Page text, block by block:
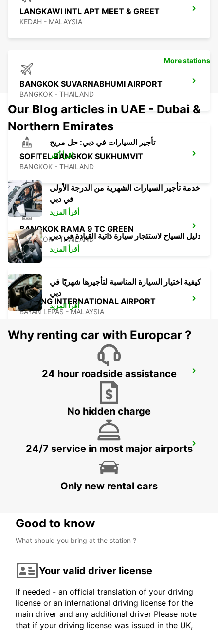
LANGKAWI INTL APT MEET & GREET
KEDAH - MALAYSIA
BANGKOK SUVARNABHUMI AIRPORT
BANGKOK - THAILAND
SOFITEL BANGKOK SUKHUMVIT
BANGKOK - THAILAND
BANGKOK RAMA 9 TC GREEN
BANGKOK - THAILAND
PENANG INTERNATIONAL AIRPORT
BAYAN LEPAS - MALAYSIA
BANGKOK DON MUEANG AIRPORT
NEW TECHO APT
More stations
Our Blog articles in UAE - Dubai &
Northern Emirates
تأجير السيارات في دبي: حل مريح
اقرأ أكثر
خدمة تأجير السيارات الشهرية من الدرجة الأولى
في دبي
أقرأ المزيد
دليل السياح لاستئجار سيارة ذاتية القيادة في دبي
أقرأ المزيد
كيفية اختيار السيارة المناسبة لتأجيرها شهريًا في
دبي
أقرأ المزيد
Why renting car with Europcar ?
24 hour roadside assistance
No hidden charge
24/7 service in most major airports
Only new rental cars
Good to know
What should you bring at the station ?
Your valid driver license
If needed - an official translation of your driving
license or an international driving license for the
main driver and any additional driver Please note
that if your driving license was issued in the UK,